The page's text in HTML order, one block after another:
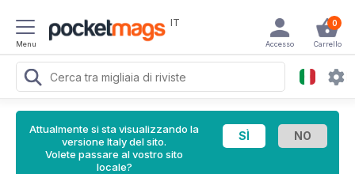
Menu
IT 0
Carrello
Accesso
Attualmente si sta visualizzando la
versione Italy del sito.
Volete passare al vostro sito
locale?